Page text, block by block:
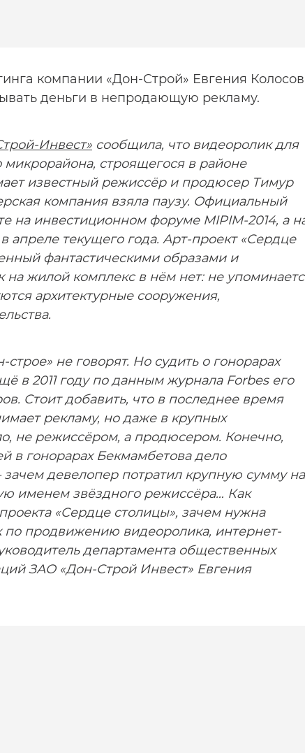
компании «Дон-Строй» Евгения
деньги в непродающую рекламу.
Инвест» сообщила, что видеоролик для
строящегося в районе
известный режиссёр и продюсер Тимур
компания взяла паузу. Официальный
на инвестиционном форуме MIPIM-2014, а
апреле текущего года. Арт-проект «Сердце
фантастическими образами и
жилой комплекс в нём нет: не
архитектурные сооружения,
строе» не говорят. Но судить о гонорарах
в 2011 году по данным журнала Forbes его
Стоит добавить, что в последнее время
рекламу, но даже в крупных
не режиссёром, а продюсером. Конечно,
в гонорарах Бекмамбетова дело
девелопер потратил крупную сумму на
именем звёздного режиссёра… Как
«Сердце столицы», зачем нужна
по продвижению видеоролика, интернет-
департамента общественных
ЗАО «Дон-Строй Инвест» Евгения